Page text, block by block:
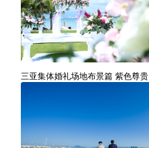
三亚集体婚礼场地布景篇 紫色尊贵